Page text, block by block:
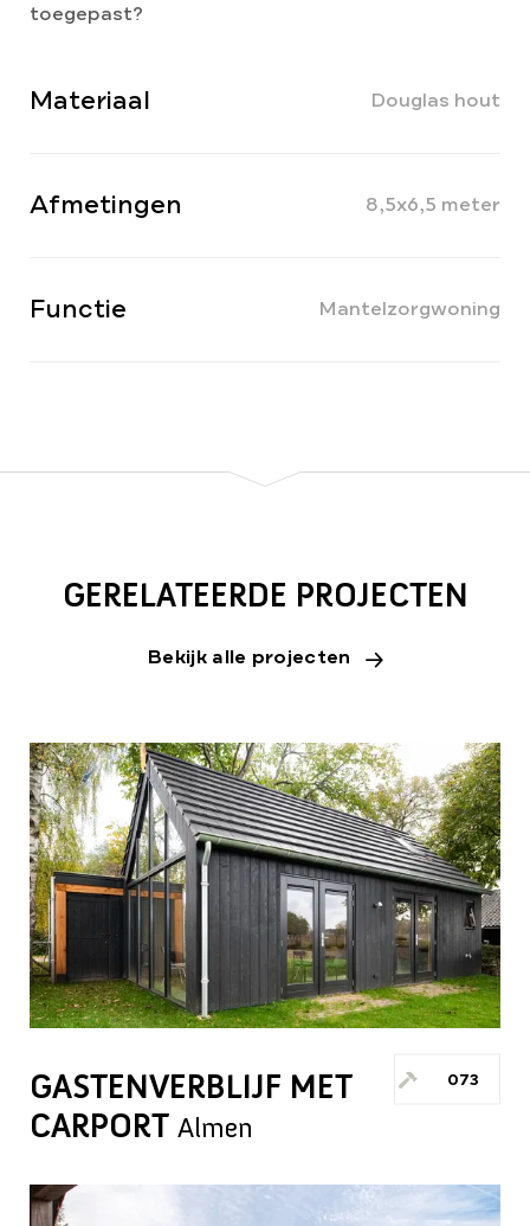
toegepast?
Materiaal Douglas hout
Afmetingen 8,5x6,5 meter
Functie Mantelzorgwoning
GERELATEERDE PROJECTEN
Bekijk alle projecten
GASTENVERBLIJF MET
CARPORT Almen
073